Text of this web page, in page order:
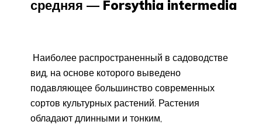
средняя — Forsythia intermedia
Наиболее распространенный в садоводстве
вид, на основе которого выведено
подавляющее большинство современных
сортов культурных растений. Растения
обладают длинными и тонким,